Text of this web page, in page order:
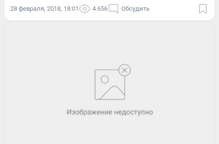
28 февраля, 2018, 18:01 4 656 Обсудить